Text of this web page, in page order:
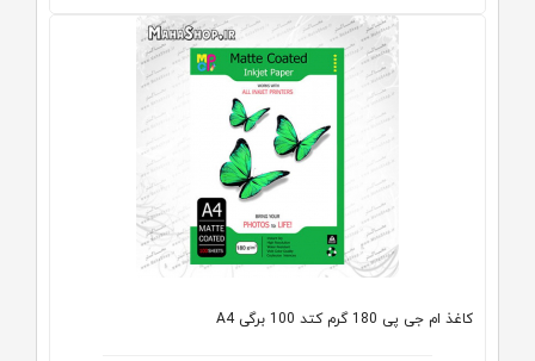
کاغذ ام جی پی 180 گرم کتد 100 برگی A4